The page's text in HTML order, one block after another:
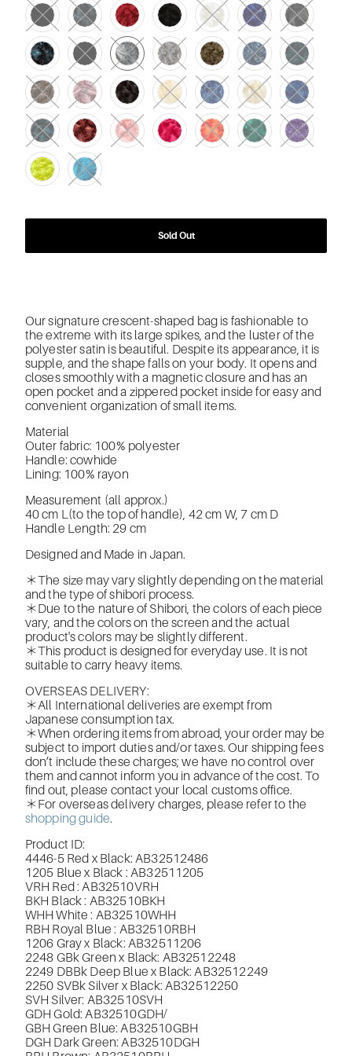
Sold Out
Our signature crescent-shaped bag is fashionable to
the extreme with its large spikes, and the luster of the
polyester satin is beautiful. Despite its appearance, it is
supple, and the shape falls on your body. It opens and
closes smoothly with a magnetic closure and has an
open pocket and a zippered pocket inside for easy and
convenient organization of small items.
Material
Outer fabric: 100% polyester
Handle: cowhide
Lining: 100% rayon
Measurement (all approx.)
40 cm L(to the top of handle), 42 cm W, 7 cm D
Handle Length: 29 cm
Designed and Made in Japan.
＊The size may vary slightly depending on the material
and the type of shibori process.
＊Due to the nature of Shibori, the colors of each piece
vary, and the colors on the screen and the actual
product's colors may be slightly different.
＊This product is designed for everyday use. It is not
suitable to carry heavy items.
OVERSEAS DELIVERY:
＊All International deliveries are exempt from
Japanese consumption tax.
＊When ordering items from abroad, your order may be
subject to import duties and/or taxes. Our shipping fees
don’t include these charges; we have no control over
them and cannot inform you in advance of the cost. To
find out, please contact your local customs office.
＊For overseas delivery charges, please refer to the
shopping guide.
Product ID:
4446-5 Red x Black: AB32512486
1205 Blue x Black : AB32511205
VRH Red : AB32510VRH
BKH Black : AB32510BKH
WHH White : AB32510WHH
RBH Royal Blue : AB32510RBH
1206 Gray x Black: AB32511206
2248 GBk Green x Black: AB32512248
2249 DBBk Deep Blue x Black: AB32512249
2250 SVBk Silver x Black: AB32512250
SVH Silver: AB32510SVH
GDH Gold: AB32510GDH/
GBH Green Blue: AB32510GBH
DGH Dark Green:AB32510DGH